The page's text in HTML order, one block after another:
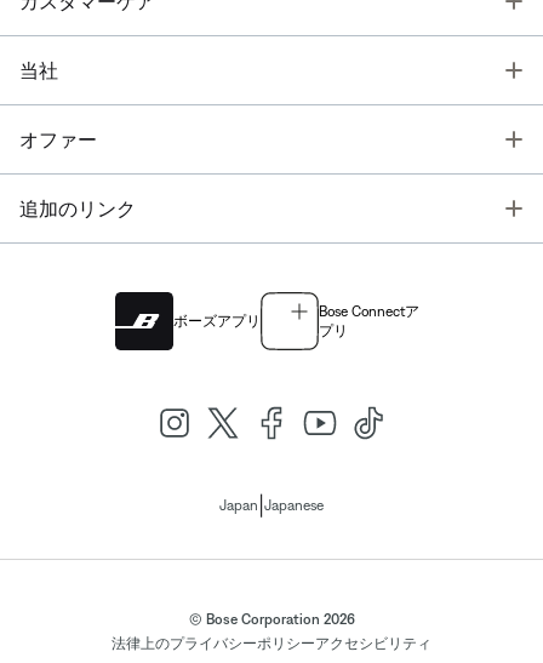
当社
オファー
追加のリンク
ボーズアプリ
Bose Connectア
プリ
Japan Japanese
© Bose Corporation 2026
法律上のプライバシーポリシーアクセシビリティ